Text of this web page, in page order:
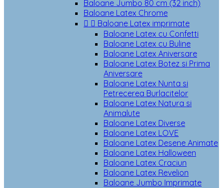
Baloane Jumbo 80 cm (32 inch)
Baloane Latex Chrome
  Baloane Latex imprimate
Baloane Latex cu Confetti
Baloane Latex cu Buline
Baloane Latex Aniversare
Baloane Latex Botez si Prima
Aniversare
Baloane Latex Nunta si
Petrecerea Burlacitelor
Baloane Latex Natura si
Animalute
Baloane Latex Diverse
Baloane Latex LOVE
Baloane Latex Desene Animate
Baloane Latex Halloween
Baloane Latex Craciun
Baloane Latex Revelion
Baloane Jumbo Imprimate